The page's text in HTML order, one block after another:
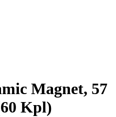
Magnet, 57
Kpl)